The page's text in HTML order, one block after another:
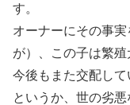
す。
オーナーにその事
が）、この子は繁
今後もまた交配して
というか、世の劣